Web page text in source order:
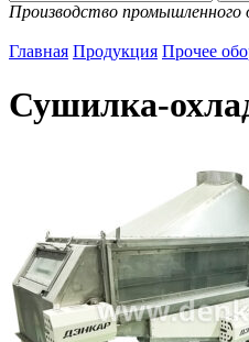
Производство промышленного
Главная Продукция Прочее
Сушилка-